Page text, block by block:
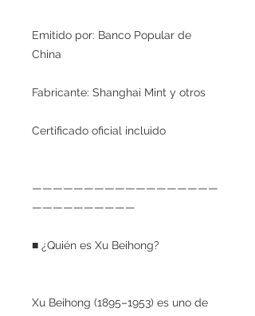
Emitido por: Banco Popular de
China
Fabricante: Shanghai Mint y otros
Certificado oficial incluido
——————————————————
——————————
■ ¿Quién es Xu Beihong?
Xu Beihong (1895–1953) es uno de